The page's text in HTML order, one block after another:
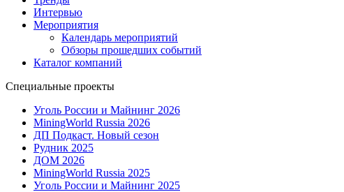
Интервью
Мероприятия
Календарь мероприятий
Обзоры прошедших событий
Каталог компаний
Специальные проекты
Уголь России и Майнинг 2026
MiningWorld Russia 2026
ДП Подкаст. Новый сезон
Рудник 2025
ДОМ 2026
MiningWorld Russia 2025
Уголь России и Майнинг 2025